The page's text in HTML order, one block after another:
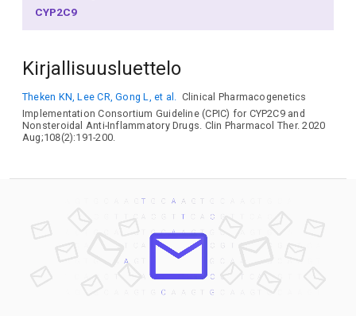
CYP2C9
Kirjallisuusluettelo
Theken KN, Lee CR, Gong L, et al. Clinical Pharmacogenetics
Implementation Consortium Guideline (CPIC) for CYP2C9 and
Nonsteroidal Anti-Inflammatory Drugs. Clin Pharmacol Ther. 2020
Aug;108(2):191-200.